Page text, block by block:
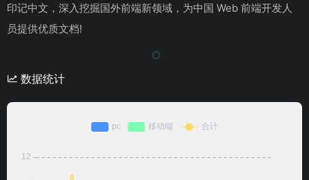
印记中文，深入挖掘国外前端新领域，为中国 Web 前端开发人
员提供优质文档!
数据统计